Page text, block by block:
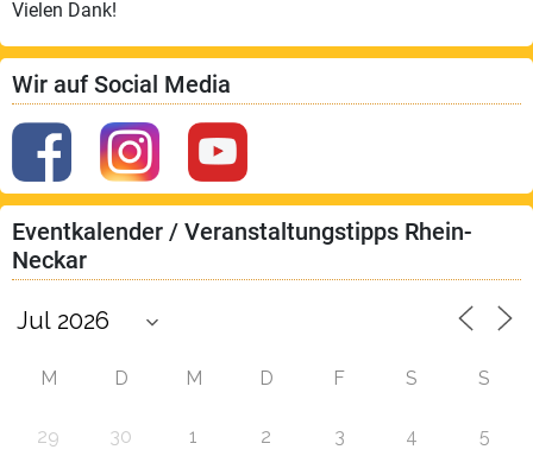
Vielen Dank!
Wir auf Social Media
Eventkalender / Veranstaltungstipps Rhein-
Neckar
M D M D F S S
29 30 1 2 3 4 5